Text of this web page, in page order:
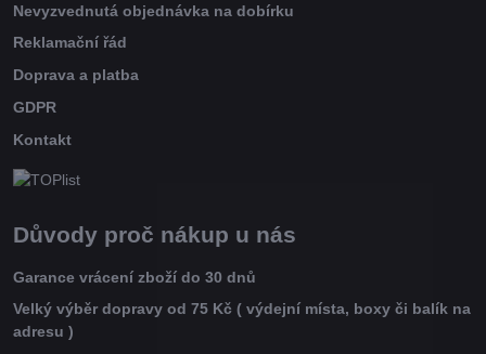
Nevyzvednutá objednávka na dobírku
Reklamační řád
Doprava a platba
GDPR
Kontakt
Důvody proč nákup u nás
Garance vrácení zboží do 30 dnů
Velký výběr dopravy od 75 Kč ( výdejní místa, boxy či balík na
adresu )